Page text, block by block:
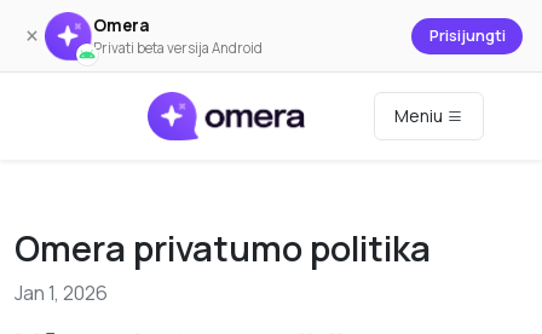
× Omera
Privati beta versija Android
Prisijungti
Meniu
Omera privatumo politika
Jan 1, 2026